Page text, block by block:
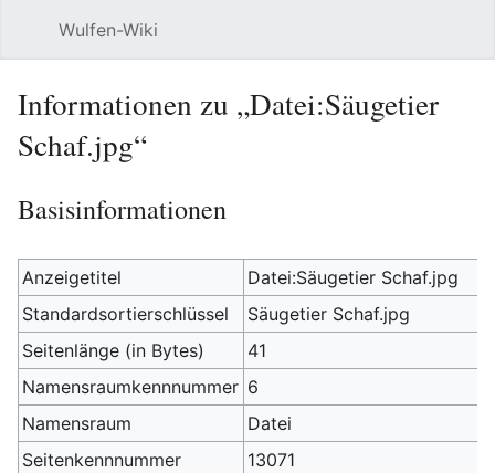
Wulfen-Wiki
Informationen zu „Datei:Säugetier
Schaf.jpg“
Basisinformationen
Anzeigetitel
Datei:Säugetier Schaf.jpg
Standardsortierschlüssel
Säugetier Schaf.jpg
Seitenlänge (in Bytes)
41
Namensraumkennnummer 6
Namensraum
Datei
Seitenkennnummer
13071